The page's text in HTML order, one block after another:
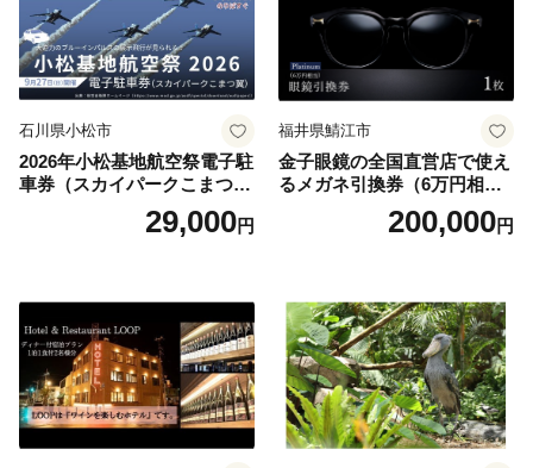
石川県小松市
2026年小松基地航空祭電子駐
車券（スカイパークこまつ
翼） 駐車場 シャトルバスの
りばすぐ 石川県 小松市
29,000円
福井県鯖江市
金子眼鏡の全国直営店で使え
るメガネ引換券（6万円相
当） Platinum200,000円